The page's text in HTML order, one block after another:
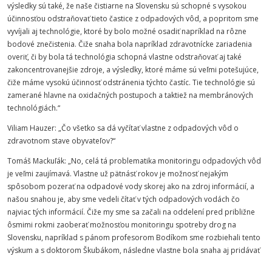
výsledky sú také, že naše čistiarne na Slovensku sú schopné s vysokou
účinnosťou odstraňovať tieto častice z odpadových vôd, a popritom sme
vyvíjali aj technológie, ktoré by bolo možné osadiť napríklad na rôzne
bodové znečistenia. Čiže snaha bola napríklad zdravotnícke zariadenia
overiť, či by bola tá technológia schopná vlastne odstraňovať aj také
zakoncentrovanejšie zdroje, a výsledky, ktoré máme sú veľmi potešujúce,
čiže máme vysokú účinnosť odstránenia týchto častíc. Tie technológie sú
zamerané hlavne na oxidačných postupoch a taktiež na membránových
technológiách.“
Viliam Hauzer: „Čo všetko sa dá vyčítať vlastne z odpadových vôd o
zdravotnom stave obyvateľov?“
Tomáš Mackuľák: „No, celá tá problematika monitoringu odpadových vôd
je veľmi zaujímavá. Vlastne už pätnásť rokov je možnosť nejakým
spôsobom pozerať na odpadové vody skorej ako na zdroj informácií, a
našou snahou je, aby sme vedeli čítať v tých odpadových vodách čo
najviac tých informácií. Čiže my sme sa začali na oddelení pred približne
ôsmimi rokmi zaoberať možnosťou monitoringu spotreby drog na
Slovensku, napríklad s pánom profesorom Bodíkom sme rozbiehali tento
výskum a s doktorom Škubákom, následne vlastne bola snaha aj pridávať